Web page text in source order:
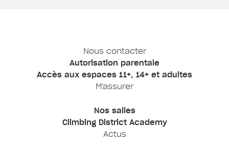
Nous contacter
Autorisation parentale
Accès aux espaces 11+, 14+ et adultes
M'assurer
Nos salles
Climbing District Academy
Actus